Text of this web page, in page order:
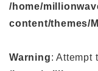
/home/
content/themes/
Warning: Attempt